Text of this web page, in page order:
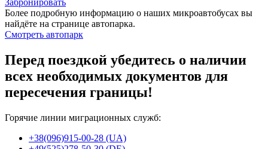
Забронировать
Более подробную информацию о наших микроавтобусах вы
найдёте на странице автопарка.
Смотреть автопарк
Перед поездкой убедитесь о наличии
всех необходимых документов для
пересечения границы!
Горячие линии миграционных служб:
+38(096)915-00-28 (UA)